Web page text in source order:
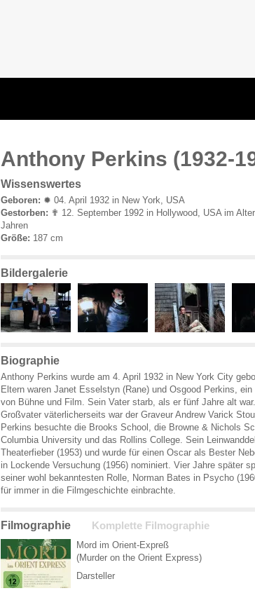
Anthony Perkins (1932-
Wissenswertes
Geboren: ✹ 04. April 1932 in New York, USA
Gestorben: ✟ 12. September 1992 in Hollywood, USA im
Jahren
Größe: 187 cm
Bildergalerie
Biographie
Anthony Perkins wurde am 4. April 1932 in New York City
Eltern waren Janet Esselstyn (Rane) und Osgood Perkins,
von Bühne und Film. Sein Vater starb, als er fünf Jahre alt
Großvater väterlicherseits war der Graveur Andrew Varick
Perkins besuchte die Brooks School, die Browne & Nichols
Columbia University und das Rollins College. Sein
Theaterfieber (1953) und wurde für einen Oscar als Bester
in Lockende Versuchung (1956) nominiert. Vier Jahre später
seiner wohl bekanntesten Rolle, Norman Bates in Psycho
für immer in die Filmgeschichte einbrachte.
Filmographie Komplette Filmographie
Mord im Orient-Expreß
(Murder on the Orient Express)
Darsteller